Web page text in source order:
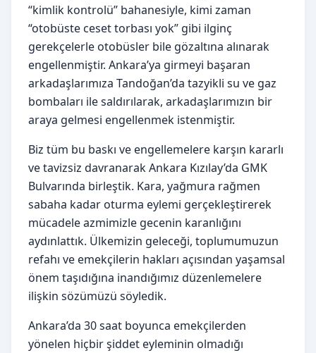
“kimlik kontrolü” bahanesiyle, kimi zaman
“otobüste ceset torbası yok” gibi ilginç
gerekçelerle otobüsler bile gözaltına alınarak
engellenmiştir. Ankara’ya girmeyi başaran
arkadaşlarımıza Tandoğan’da tazyikli su ve gaz
bombaları ile saldırılarak, arkadaşlarımızın bir
araya gelmesi engellenmek istenmiştir.
Biz tüm bu baskı ve engellemelere karşın kararlı
ve tavizsiz davranarak Ankara Kızılay’da GMK
Bulvarında birleştik. Kara, yağmura rağmen
sabaha kadar oturma eylemi gerçekleştirerek
mücadele azmimizle gecenin karanlığını
aydınlattık. Ülkemizin geleceği, toplumumuzun
refahı ve emekçilerin hakları açısından yaşamsal
önem taşıdığına inandığımız düzenlemelere
ilişkin sözümüzü söyledik.
Ankara’da 30 saat boyunca emekçilerden
yönelen hiçbir şiddet eyleminin olmadığı